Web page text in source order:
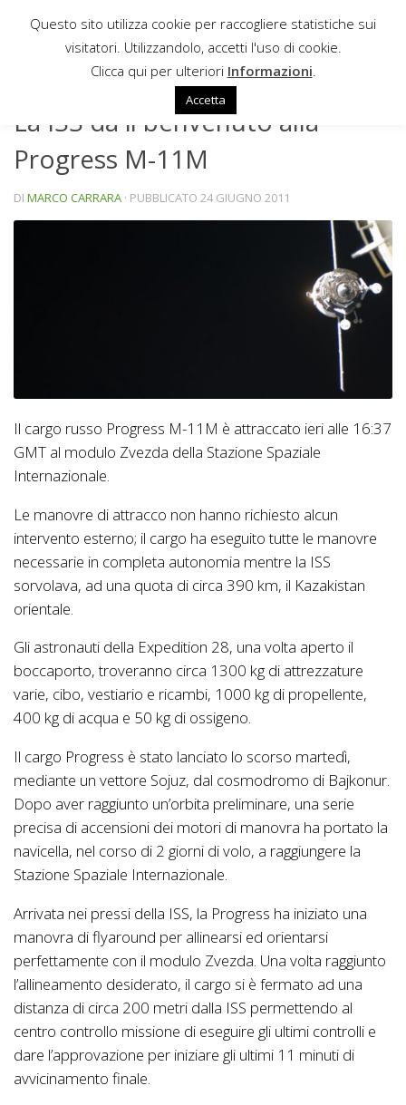
Sotto il contenuto
La ISS da il benvenuto alla
Progress M-11M
DI MARCO CARRARA · PUBBLICATO 24 GIUGNO 2011
Il cargo russo Progress M-11M è attraccato ieri alle 16:37
GMT al modulo Zvezda della Stazione Spaziale
Internazionale.
Le manovre di attracco non hanno richiesto alcun
intervento esterno; il cargo ha eseguito tutte le manovre
necessarie in completa autonomia mentre la ISS
sorvolava, ad una quota di circa 390 km, il Kazakistan
orientale.
Gli astronauti della Expedition 28, una volta aperto il
boccaporto, troveranno circa 1300 kg di attrezzature
varie, cibo, vestiario e ricambi, 1000 kg di propellente,
400 kg di acqua e 50 kg di ossigeno.
Il cargo Progress è stato lanciato lo scorso martedì,
mediante un vettore Sojuz, dal cosmodromo di Bajkonur.
Dopo aver raggiunto un’orbita preliminare, una serie
precisa di accensioni dei motori di manovra ha portato la
navicella, nel corso di 2 giorni di volo, a raggiungere la
Stazione Spaziale Internazionale.
Arrivata nei pressi della ISS, la Progress ha iniziato una
manovra di flyaround per allinearsi ed orientarsi
perfettamente con il modulo Zvezda. Una volta raggiunto
l’allineamento desiderato, il cargo si è fermato ad una
distanza di circa 200 metri dalla ISS permettendo al
centro controllo missione di eseguire gli ultimi controlli e
dare l’approvazione per iniziare gli ultimi 11 minuti di
avvicinamento finale.
Questo sito utilizza cookie per raccogliere statistiche sui
visitatori. Utilizzandolo, accetti l'uso di cookie.
Clicca qui per ulteriori Informazioni
Accetta